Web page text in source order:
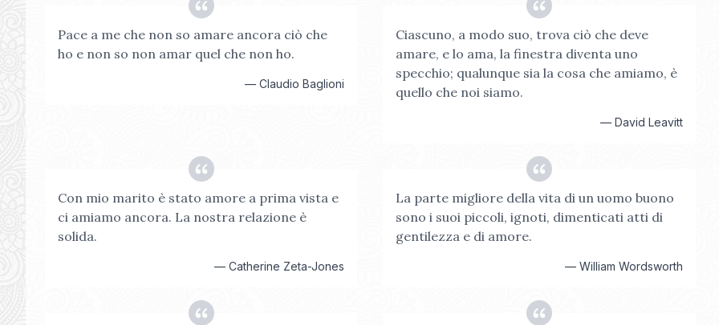
Pace a me che non so amare ancora ciò che
ho e non so non amar quel che non ho.
—Claudio Baglioni
Ciascuno, a modo suo, trova ciò che deve
amare, e lo ama, la finestra diventa uno
specchio; qualunque sia la cosa che amiamo, è
quello che noi siamo.
— David Leavitt
Con mio marito è stato amore a prima vista e
ci amiamo ancora. La nostra relazione è
solida.
—Catherine Zeta-Jones
La parte migliore della vita di un uomo buono
sono i suoi piccoli, ignoti, dimenticati atti di
gentilezza e di amore.
— William Wordsworth